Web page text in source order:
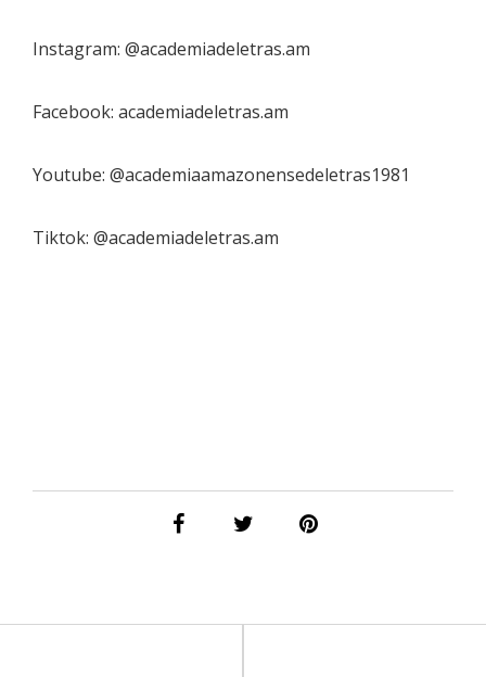
Instagram: @academiadeletras.am
Facebook: academiadeletras.am
Youtube: @academiaamazonensedeletras1981
Tiktok: @academiadeletras.am